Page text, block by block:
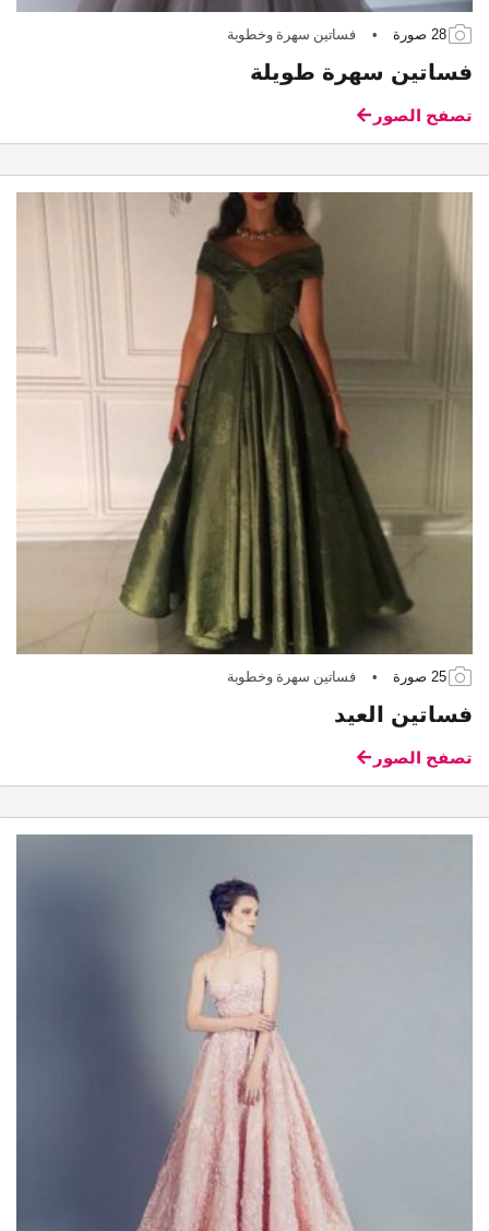
28 صورة • فساتين سهرة وخطوبة
فساتين سهرة طويلة
تصفح الصور
25 صورة • فساتين سهرة وخطوبة
فساتين العيد
تصفح الصور